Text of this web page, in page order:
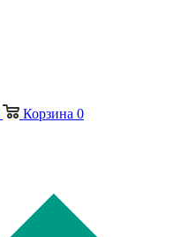
Корзина 0